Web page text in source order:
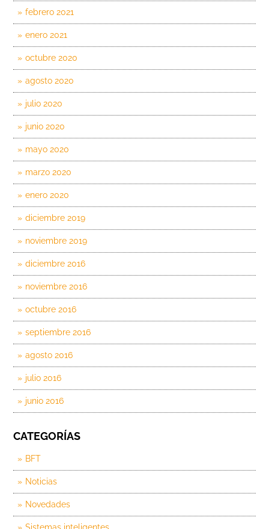
febrero 2021
enero 2021
octubre 2020
agosto 2020
julio 2020
junio 2020
mayo 2020
marzo 2020
enero 2020
diciembre 2019
noviembre 2019
diciembre 2016
noviembre 2016
octubre 2016
septiembre 2016
agosto 2016
julio 2016
junio 2016
CATEGORÍAS
BFT
Noticias
Novedades